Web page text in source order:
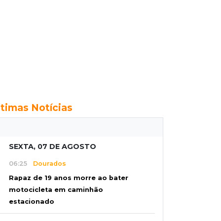
Notícias
SEXTA, 07 DE AGOSTO
06:25 Dourados
Rapaz de 19 anos morre ao bater
motocicleta em caminhão
estacionado